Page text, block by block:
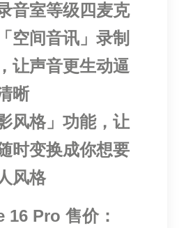
音室等级四麦克
空间音讯」录制
让声音更生动逼
晰
风格」功能，让
时变换成你想要
风格
16 Pro 售价：